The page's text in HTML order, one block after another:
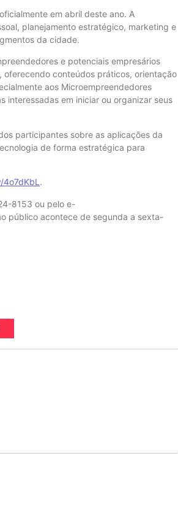
em abril deste ano. A
planejamento estratégico, marketing e
da cidade.
e potenciais empresários
conteúdos práticos, orientação
aos Microempreendedores
interessadas em iniciar ou organizar seus
participantes sobre as aplicações da
de forma estratégica para
.
8153 ou pelo e-
público acontece de segunda a sexta-